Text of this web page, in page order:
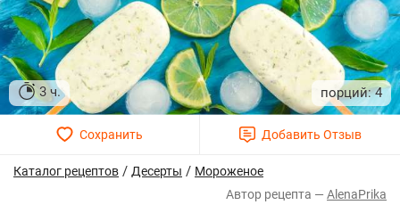
3 ч. 4
Каталог рецептов / Десерты / Мороженое
AlenaPrika